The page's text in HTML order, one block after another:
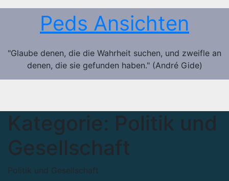
Zum
Peds Ansichten
"Glaube denen, die die Wahrheit suchen, und zweifle an
denen, die sie gefunden haben." (André Gide)
Kategorie: Politik und
Gesellschaft
Politik und Gesellschaft